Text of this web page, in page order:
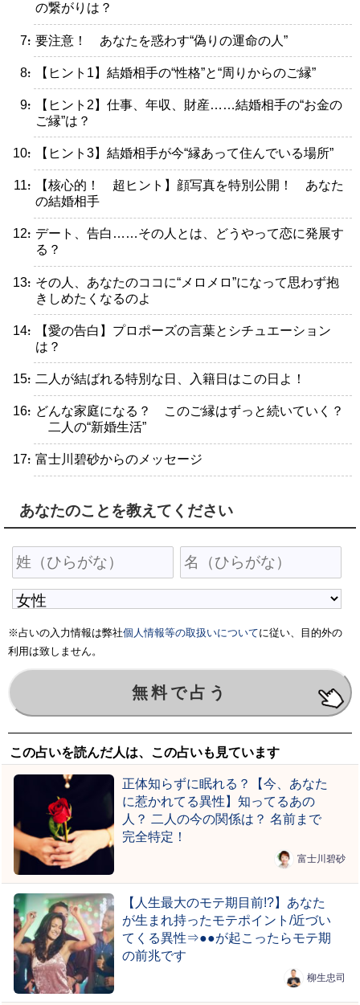
の繋がりは？
・要注意！ あなたを惑わす“偽りの運命の人”
・【ヒント1】結婚相手の“性格”と“周りからのご縁”
・【ヒント2】仕事、年収、財産……結婚相手の“お金の
ご縁”は？
・【ヒント3】結婚相手が今“縁あって住んでいる場所”
・【核心的！ 超ヒント】顔写真を特別公開！ あなた
の結婚相手
・デート、告白……その人とは、どうやって恋に発展す
る？
・その人、あなたのココに“メロメロ”になって思わず抱
きしめたくなるのよ
・【愛の告白】プロポーズの言葉とシチュエーション
は？
・二人が結ばれる特別な日、入籍日はこの日よ！
・どんな家庭になる？ このご縁はずっと続いていく？
二人の“新婚生活”
・富士川碧砂からのメッセージ
あなたのことを教えてください
※占いの入力情報は弊社個人情報等の取扱いについてに従い、目的外の
利用は致しません。
この占いを読んだ人は、この占いも見ています
正体知らずに眠れる？【今、あなた
に惹かれてる異性】知ってるあの
人？ 二人の今の関係は？ 名前まで
完全特定！
富士川碧砂
【人生最大のモテ期目前!?】あなた
が生まれ持ったモテポイント/近づい
てくる異性⇒●●が起こったらモテ期
の前兆です
柳生忠司